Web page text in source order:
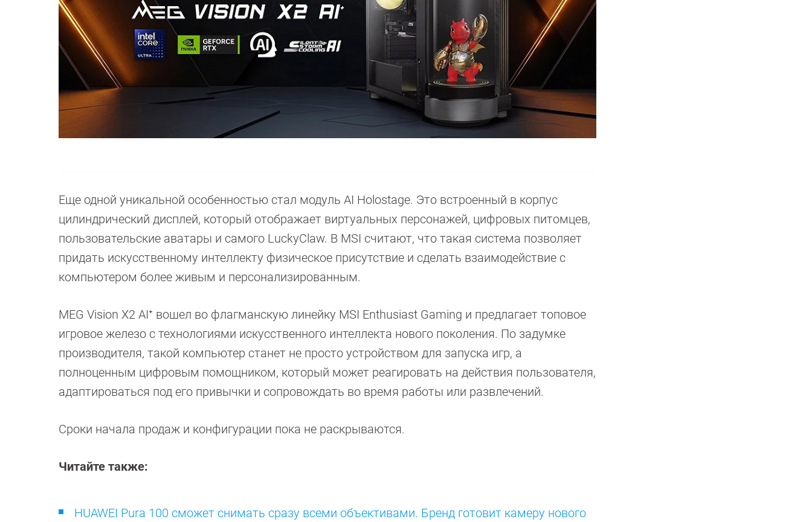
Еще одной уникальной особенностью стал модуль AI Holostage. Это встроенный в корпус
цилиндрический дисплей, который отображает виртуальных персонажей, цифровых питомцев,
пользовательские аватары и самого LuckyClaw. В MSI считают, что такая система позволяет
придать искусственному интеллекту физическое присутствие и сделать взаимодействие с
компьютером более живым и персонализированным.
MEG Vision X2 AI⁺ вошел во флагманскую линейку MSI Enthusiast Gaming и предлагает топовое
игровое железо с технологиями искусственного интеллекта нового поколения. По задумке
производителя, такой компьютер станет не просто устройством для запуска игр, а
полноценным цифровым помощником, который может реагировать на действия пользователя,
адаптироваться под его привычки и сопровождать во время работы или развлечений.
Сроки начала продаж и конфигурации пока не раскрываются.
Читайте также:
HUAWEI Pura 100 сможет снимать сразу всеми объективами. Бренд готовит камеру нового